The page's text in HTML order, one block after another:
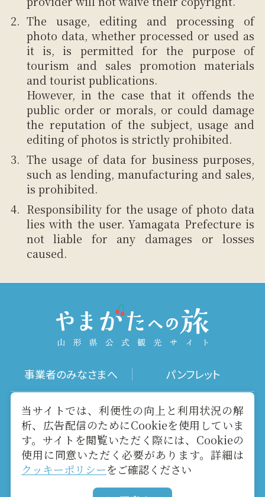
The usage, editing and processing of
photo data, whether processed or used as
it is, is permitted for the purpose of
tourism and sales promotion materials
and tourist publications.
However, in the case that it offends the
public order or morals, or could damage
the reputation of the subject, usage and
editing of photos is strictly prohibited.
The usage of data for business purposes,
such as lending, manufacturing and sales,
is prohibited.
Responsibility for the usage of photo data
lies with the user. Yamagata Prefecture is
not liable for any damages or losses
caused.
事業者のみなさまへ パンフレット
写真ダウンロード 動画ギャラリー
お役立ちリンク 当サイトについて
メールマガジン お問い合わせ
当サイトでは、利便性の向上と利用状況の解
析、広告配信のためにCookieを使用していま
す。サイトを閲覧いただく際には、Cookieの
使用に同意いただく必要があります。詳細は
クッキーポリシーをご確認ください